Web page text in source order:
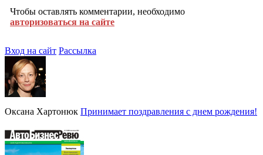
Чтобы оставлять комментарии, необходимо
авторизоваться на сайте
Вход на сайт Рассылка
Оксана Хартонюк Принимает поздравления с днем рождения!